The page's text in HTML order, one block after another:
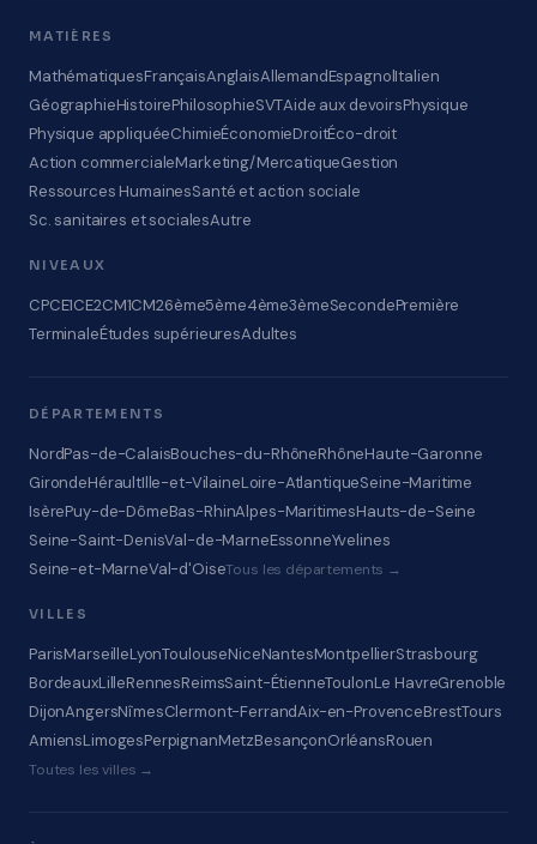
MATIÈRES
MathématiquesFrançaisAnglaisAllemandEspagnolItalien
GéographieHistoirePhilosophieSVTAide aux devoirsPhysique
Physique appliquéeChimieÉconomieDroitÉco-droit
Action commercialeMarketing/MercatiqueGestion
Ressources HumainesSanté et action sociale
Sc. sanitaires et socialesAutre
NIVEAUX
CPCE1CE2CM1CM26ème5ème4ème3èmeSecondePremière
TerminaleÉtudes supérieuresAdultes
DÉPARTEMENTS
NordPas-de-CalaisBouches-du-RhôneRhôneHaute-Garonne
GirondeHéraultIlle-et-VilaineLoire-AtlantiqueSeine-Maritime
IsèrePuy-de-DômeBas-RhinAlpes-MaritimesHauts-de-Seine
Seine-Saint-DenisVal-de-MarneEssonneYvelines
Seine-et-MarneVal-d'OiseTous les départements →
VILLES
ParisMarseilleLyonToulouseNiceNantesMontpellierStrasbourg
BordeauxLilleRennesReimsSaint-ÉtienneToulonLe HavreGrenoble
DijonAngersNîmesClermont-FerrandAix-en-ProvenceBrestTours
AmiensLimogesPerpignanMetzBesançonOrléansRouen
Toutes les villes →